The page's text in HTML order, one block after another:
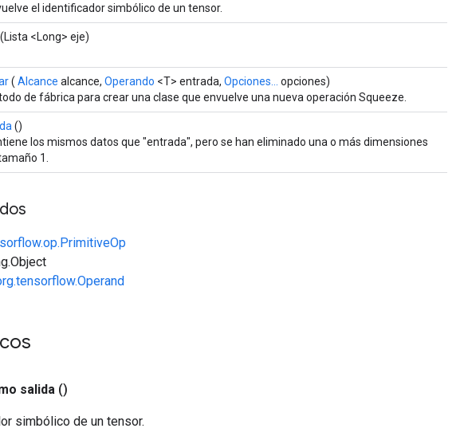
el identificador simbólico de un tensor.
(Lista <Long> eje)
( Alcance alcance, Operando <T> entrada, Opciones...
opciones)
de fábrica para crear una clase que envuelve una nueva operación Squeeze.
()
los mismos datos que "entrada", pero se han eliminado una o más dimensiones
1.
salida ()
simbólico de un tensor.